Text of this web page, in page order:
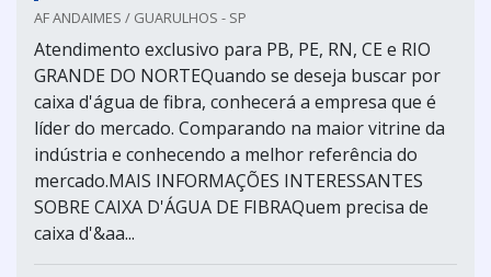
AF ANDAIMES / GUARULHOS - SP
Atendimento exclusivo para PB, PE, RN, CE e RIO
GRANDE DO NORTEQuando se deseja buscar por
caixa d'água de fibra, conhecerá a empresa que é
líder do mercado. Comparando na maior vitrine da
indústria e conhecendo a melhor referência do
mercado.MAIS INFORMAÇÕES INTERESSANTES
SOBRE CAIXA D'ÁGUA DE FIBRAQuem precisa de
caixa d'&aa...